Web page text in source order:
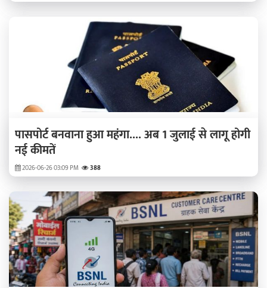
पासपोर्ट बनवाना हुआ महंगा.... अब 1 जुलाई से लागू होगी
नई कीमतें
2026-06-26 03:09 PM 388